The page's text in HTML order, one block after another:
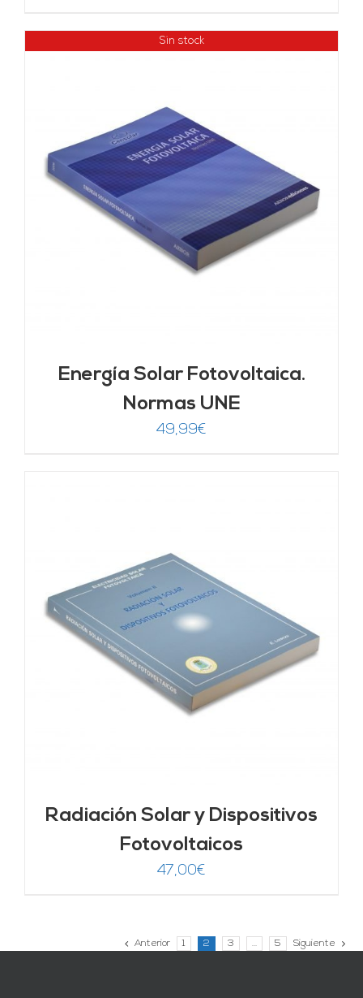
Sin stock
Energía Solar Fotovoltaica.
Normas UNE
49,99€
Radiación Solar y Dispositivos
Fotovoltaicos
47,00€
Anterior 1 2 3 … 5 Siguiente